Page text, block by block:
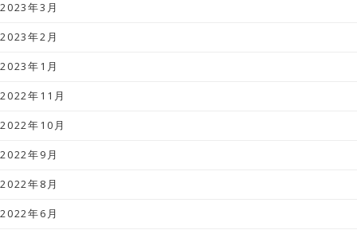
2023年3月
2023年2月
2023年1月
2022年11月
2022年10月
2022年9月
2022年8月
2022年6月